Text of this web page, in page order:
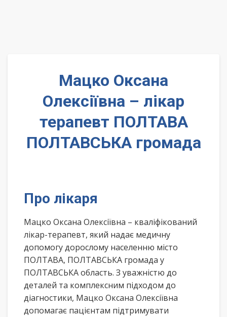
Мацко Оксана
Олексіївна – лікар
терапевт ПОЛТАВА
ПОЛТАВСЬКА громада
Про лікаря
Мацко Оксана Олексіївна – кваліфікований
лікар-терапевт, який надає медичну
допомогу дорослому населенню місто
ПОЛТАВА, ПОЛТАВСЬКА громада у
ПОЛТАВСЬКА область. З уважністю до
деталей та комплексним підходом до
діагностики, Мацко Оксана Олексіївна
допомагає пацієнтам підтримувати